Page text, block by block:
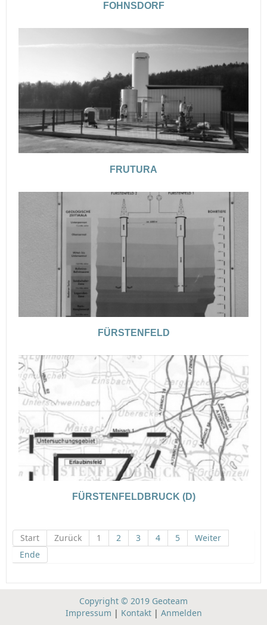
FOHNSDORF
FRUTURA
FÜRSTENFELD
FÜRSTENFELDBRUCK (D)
Start Zurück 1 2 3 4 5
Weiter
Ende
Copyright © 2019 Geoteam
Impressum | Kontakt| Anmelden